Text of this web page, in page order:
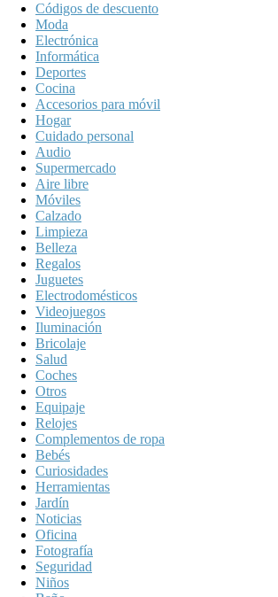
Códigos de descuento
Moda
Electrónica
Informática
Deportes
Cocina
Accesorios para móvil
Hogar
Cuidado personal
Audio
Supermercado
Aire libre
Móviles
Calzado
Limpieza
Belleza
Regalos
Juguetes
Electrodomésticos
Videojuegos
Iluminación
Bricolaje
Salud
Coches
Otros
Equipaje
Relojes
Complementos de ropa
Bebés
Curiosidades
Herramientas
Jardín
Noticias
Oficina
Fotografía
Seguridad
Niños